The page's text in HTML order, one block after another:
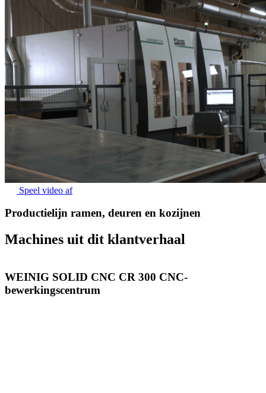
Speel video af
Productielijn ramen, deuren en kozijnen
Machines uit dit klantverhaal
WEINIG SOLID CNC CR 300 CNC-
bewerkingscentrum